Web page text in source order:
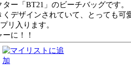
ー「BT21」のビーチバッグです。
くデザインされていて、とっても可
リ入ります。
に！！